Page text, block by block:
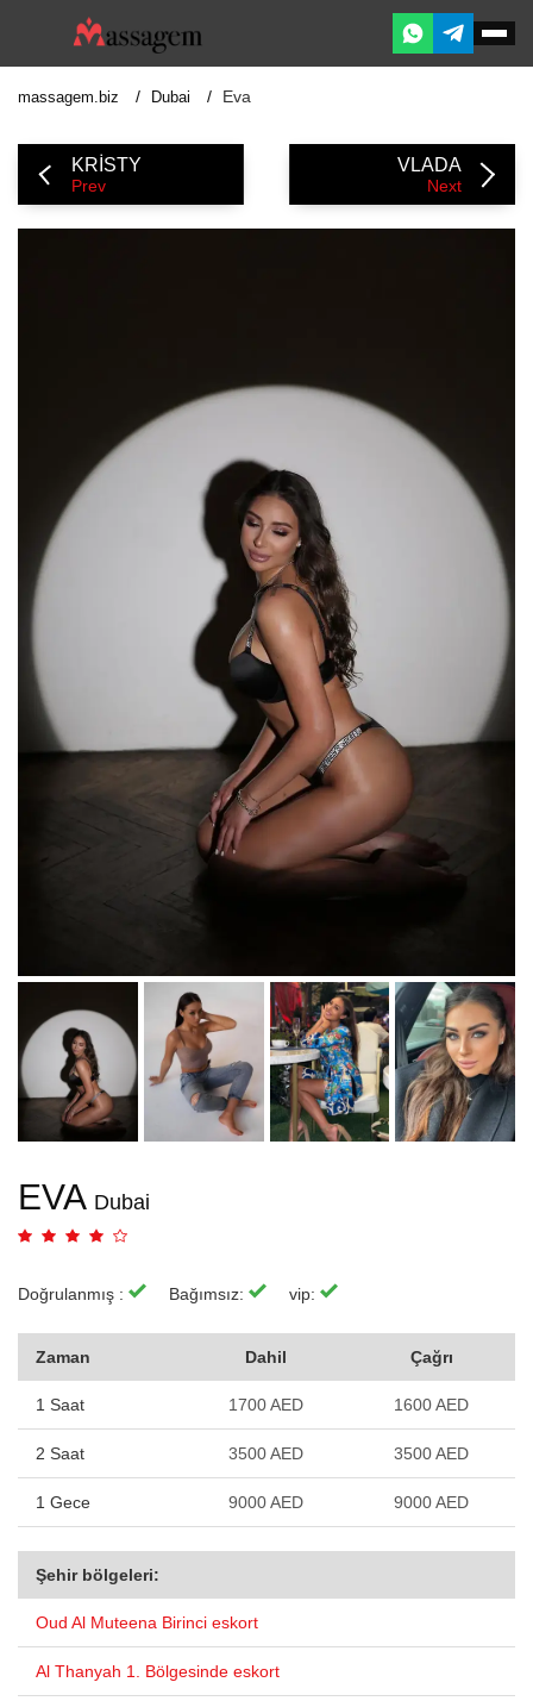
massagem.biz Dubai Eva
KRISTY
Prev
VLADA
Next
EVA Dubai
Doğrulanmış : Bağımsız: vip:
Zaman Dahil Çağrı
1 Saat 1700 AED 1600 AED
2 Saat 3500 AED 3500 AED
1 Gece 9000 AED 9000 AED
Şehir bölgeleri:
Oud Al Muteena Birinci eskort
Al Thanyah 1. Bölgesinde eskort